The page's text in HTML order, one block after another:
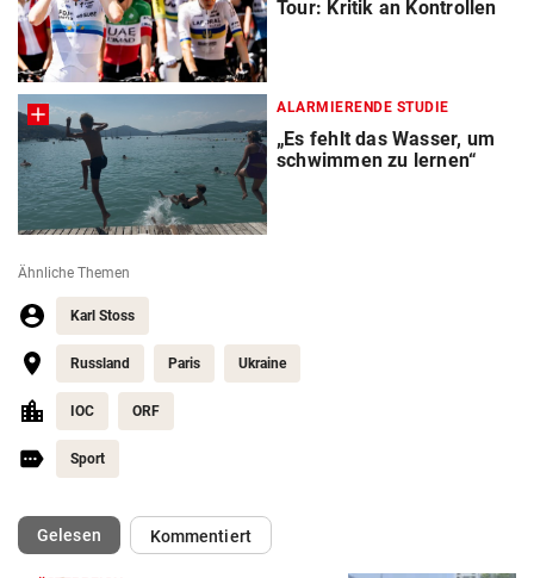
Tour: Kritik an Kontrollen
ALARMIERENDE STUDIE
„Es fehlt das Wasser, um
schwimmen zu lernen“
Ähnliche Themen
Karl Stoss
Russland Paris Ukraine
IOC ORF
Sport
Gelesen(ausgewählt)Kommentiert